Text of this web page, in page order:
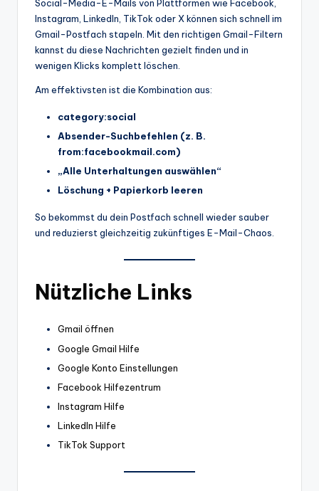
Social-Media-E-Mails von Plattformen wie Facebook,
Instagram, LinkedIn, TikTok oder X können sich schnell im
Gmail-Postfach stapeln. Mit den richtigen Gmail-Filtern
kannst du diese Nachrichten gezielt finden und in
wenigen Klicks komplett löschen.
Am effektivsten ist die Kombination aus:
category:social
Absender-Suchbefehlen (z. B.
from:facebookmail.com)
„Alle Unterhaltungen auswählen“
Löschung + Papierkorb leeren
So bekommst du dein Postfach schnell wieder sauber
und reduzierst gleichzeitig zukünftiges E-Mail-Chaos.
Nützliche Links
Gmail öffnen
Google Gmail Hilfe
Google Konto Einstellungen
Facebook Hilfezentrum
Instagram Hilfe
LinkedIn Hilfe
TikTok Support